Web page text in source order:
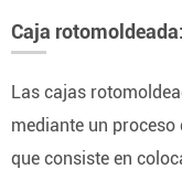
Caja
Las cajas
mediante un
que consiste en